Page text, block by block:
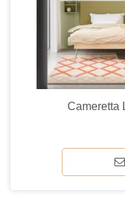
Cameretta